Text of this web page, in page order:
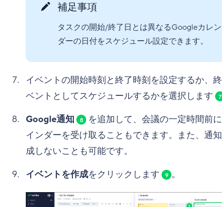
補足事項
タスクの開始/終了日とは異なるGoogleカレン
ダーの日付をスケジュール設定できます。
イベントの開始時刻と終了時刻を設定するか、
ベントとしてスケジュールするかを選択します
7
Google通知 8
を追加して、会議の一定時間前
インダーを受け取ることもできます。また、通
成しないことも可能です。
イベントを作成をクリックします 9 。